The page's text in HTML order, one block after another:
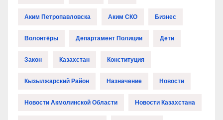
Аким Петропавловска Аким СКО Бизнес
Волонтёры Департамент Полиции Дети
Закон Казахстан Конституция
Кызылжарский Район Назначение Новости
Новости Акмолинской Области Новости Казахстана